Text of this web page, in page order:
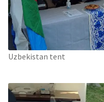
Uzbekistan tent